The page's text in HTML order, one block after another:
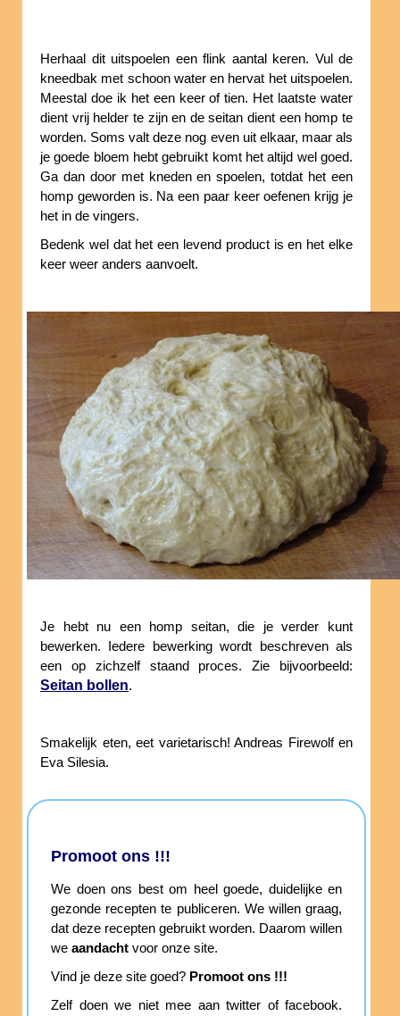
Herhaal dit uitspoelen een flink aantal keren. Vul de
kneedbak met schoon water en hervat het uitspoelen.
Meestal doe ik het een keer of tien. Het laatste water
dient vrij helder te zijn en de seitan dient een homp te
worden. Soms valt deze nog even uit elkaar, maar als
je goede bloem hebt gebruikt komt het altijd wel goed.
Ga dan door met kneden en spoelen, totdat het een
homp geworden is. Na een paar keer oefenen krijg je
het in de vingers.
Bedenk wel dat het een levend product is en het elke
keer weer anders aanvoelt.
Je hebt nu een homp seitan, die je verder kunt
bewerken. Iedere bewerking wordt beschreven als
een op zichzelf staand proces. Zie bijvoorbeeld:
Seitan bollen.
Smakelijk eten, eet varietarisch! Andreas Firewolf en
Eva Silesia.
Promoot ons !!!
We doen ons best om heel goede, duidelijke en
gezonde recepten te publiceren. We willen graag,
dat deze recepten gebruikt worden. Daarom willen
we aandacht voor onze site.
Vind je deze site goed? Promoot ons !!!
Zelf doen we niet mee aan twitter of facebook.